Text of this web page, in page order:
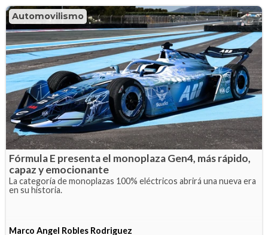
Automovilismo
Fórmula E presenta el monoplaza Gen4, más rápido,
capaz y emocionante
La categoría de monoplazas 100% eléctricos abrirá una nueva era
en su historia.
Marco Angel Robles Rodriguez